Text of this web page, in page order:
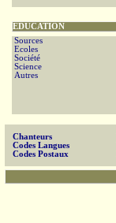
EDUCATION
Sources
Ecoles
Société
Science
Autres
Chanteurs
Codes Langues
Codes Postaux